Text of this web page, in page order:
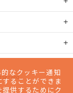
なクッキー通知
することができま
提供するためにク